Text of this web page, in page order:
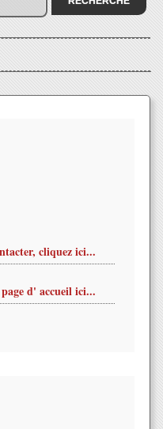
cliquez ici...
d' accueil ici...